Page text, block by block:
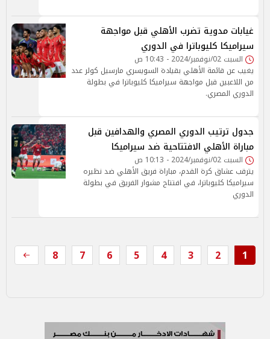
غيابات مدوية تضرب الأهلي قبل مواجهة
سيراميكا كليوباترا في الدوري
السبت 02/نوفمبر/2024 - 10:43 ص
يغيب عن قائمة الأهلي بقيادة السويسري مارسيل كولر عدد
من اللاعبين قبل مواجهة سيراميكا كليوباترا في بطولة
الدوري المصري.
جدول ترتيب الدوري المصري والهدافين قبل
مباراة الأهلي الافتتاحية ضد سيراميكا
السبت 02/نوفمبر/2024 - 10:13 ص
يترقب عشاق كرة القدم، مباراة فريق الأهلي ضد نظيره
سيراميكا كليوباترا، في افتتاح مشوار الفريق في بطولة
الدوري
1
2
3
4
5
6
7
8